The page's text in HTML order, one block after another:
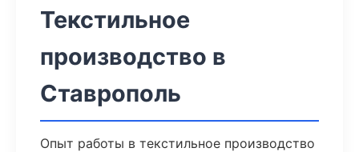
Текстильное
производство в
Ставрополь
Опыт работы в текстильное производство